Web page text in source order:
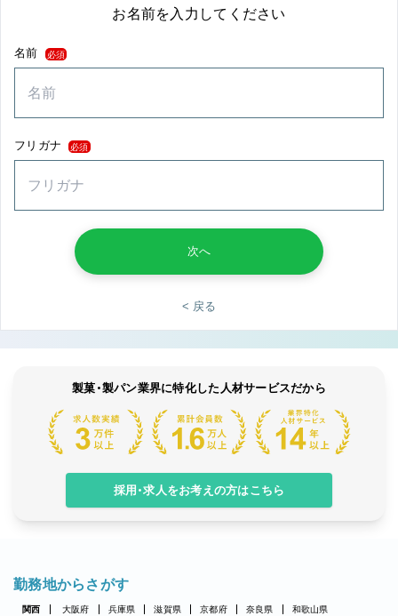
お名前を入力してください
名前 必須
フリガナ 必須
次へ
< 戻る
製菓・製パン業界に特化した人材サービスだから
採用・求人をお考えの方はこちら
勤務地からさがす
関西 大阪府 兵庫県 滋賀県 京都府 奈良県 和歌山県